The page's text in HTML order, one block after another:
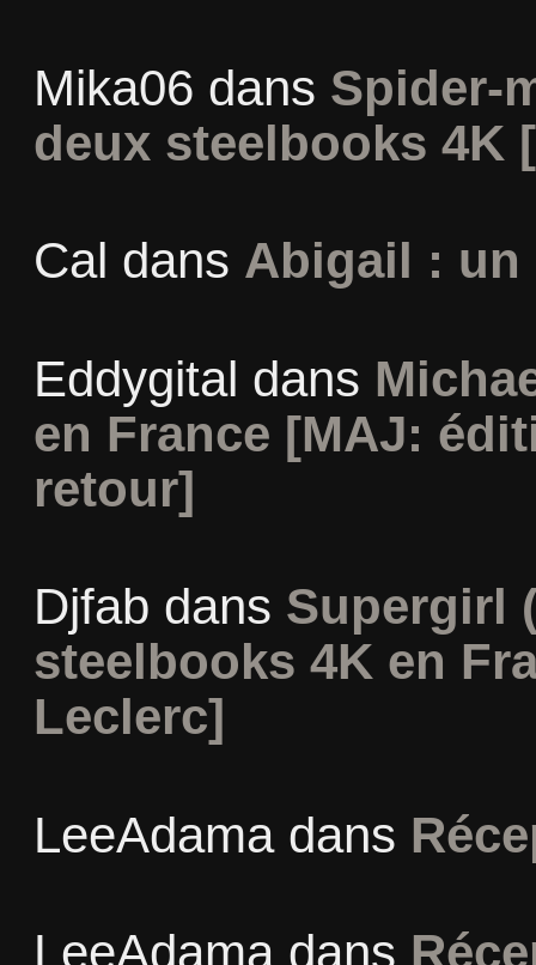
Mika06 dans Spider-
deux steelbooks 4K
Cal dans Abigail : un
Eddygital dans
en France [MAJ:
retour]
Djfab dans Supergirl
steelbooks 4K en
Leclerc]
LeeAdamadans
LeeAdamadans